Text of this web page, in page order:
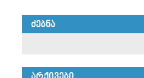
ᲫᲔᲑᲜᲐ